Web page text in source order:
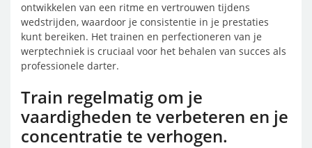
ontwikkelen van een ritme en vertrouwen tijdens
wedstrijden, waardoor je consistentie in je prestaties
kunt bereiken. Het trainen en perfectioneren van je
werptechniek is cruciaal voor het behalen van succes als
professionele darter.
Train regelmatig om je
vaardigheden te verbeteren en je
concentratie te verhogen.